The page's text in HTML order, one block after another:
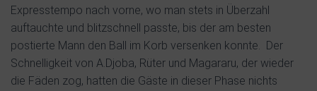
Expresstempo nach vorne, wo man stets in Überzahl
auftauchte und blitzschnell passte, bis der am besten
postierte Mann den Ball im Korb versenken konnte. Der
Schnelligkeit von A.Djoba, Rüter und Magararu, der wieder
die Fäden zog, hatten die Gäste in dieser Phase nichts